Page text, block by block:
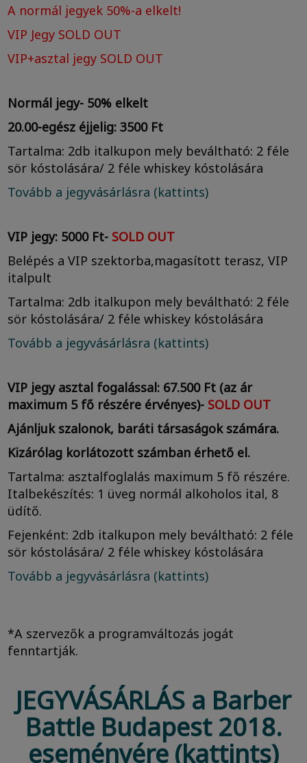
A normál jegyek 50%-a elkelt!
VIP Jegy SOLD OUT
VIP+asztal jegy SOLD OUT
Normál jegy- 50% elkelt
20.00-egész éjjelig: 3500 Ft
Tartalma: 2db italkupon mely beváltható: 2 féle
sör kóstolására/ 2 féle whiskey kóstolására
Tovább a jegyvásárlásra (kattints)
VIP jegy: 5000 Ft- SOLD OUT
Belépés a VIP szektorba,magasított terasz, VIP
italpult
Tartalma: 2db italkupon mely beváltható: 2 féle
sör kóstolására/ 2 féle whiskey kóstolására
Tovább a jegyvásárlásra (kattints)
VIP jegy asztal fogalással: 67.500 Ft (az ár
maximum 5 fő részére érvényes)- SOLD OUT
Ajánljuk szalonok, baráti társaságok számára.
Kizárólag korlátozott számban érhető el.
Tartalma: asztalfoglalás maximum 5 fő részére.
Italbekészítés: 1 üveg normál alkoholos ital, 8
üdítő.
Fejenként: 2db italkupon mely beváltható: 2 féle
sör kóstolására/ 2 féle whiskey kóstolására
Tovább a jegyvásárlásra (kattints)
*A szervezők a programváltozás jogát
fenntartják.
JEGYVÁSÁRLÁS a Barber
Battle Budapest 2018.
eseményére (kattints)